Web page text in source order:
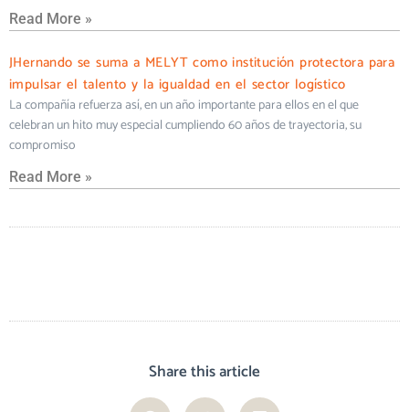
Read More »
JHernando se suma a MELYT como institución protectora para
impulsar el talento y la igualdad en el sector logístico
La compañía refuerza así, en un año importante para ellos en el que
celebran un hito muy especial cumpliendo 60 años de trayectoria, su
compromiso
Read More »
Share this article